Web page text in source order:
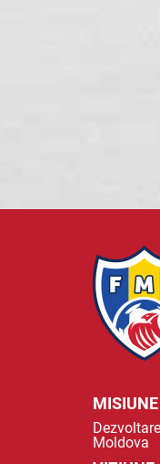
MISIUNE
Moldova